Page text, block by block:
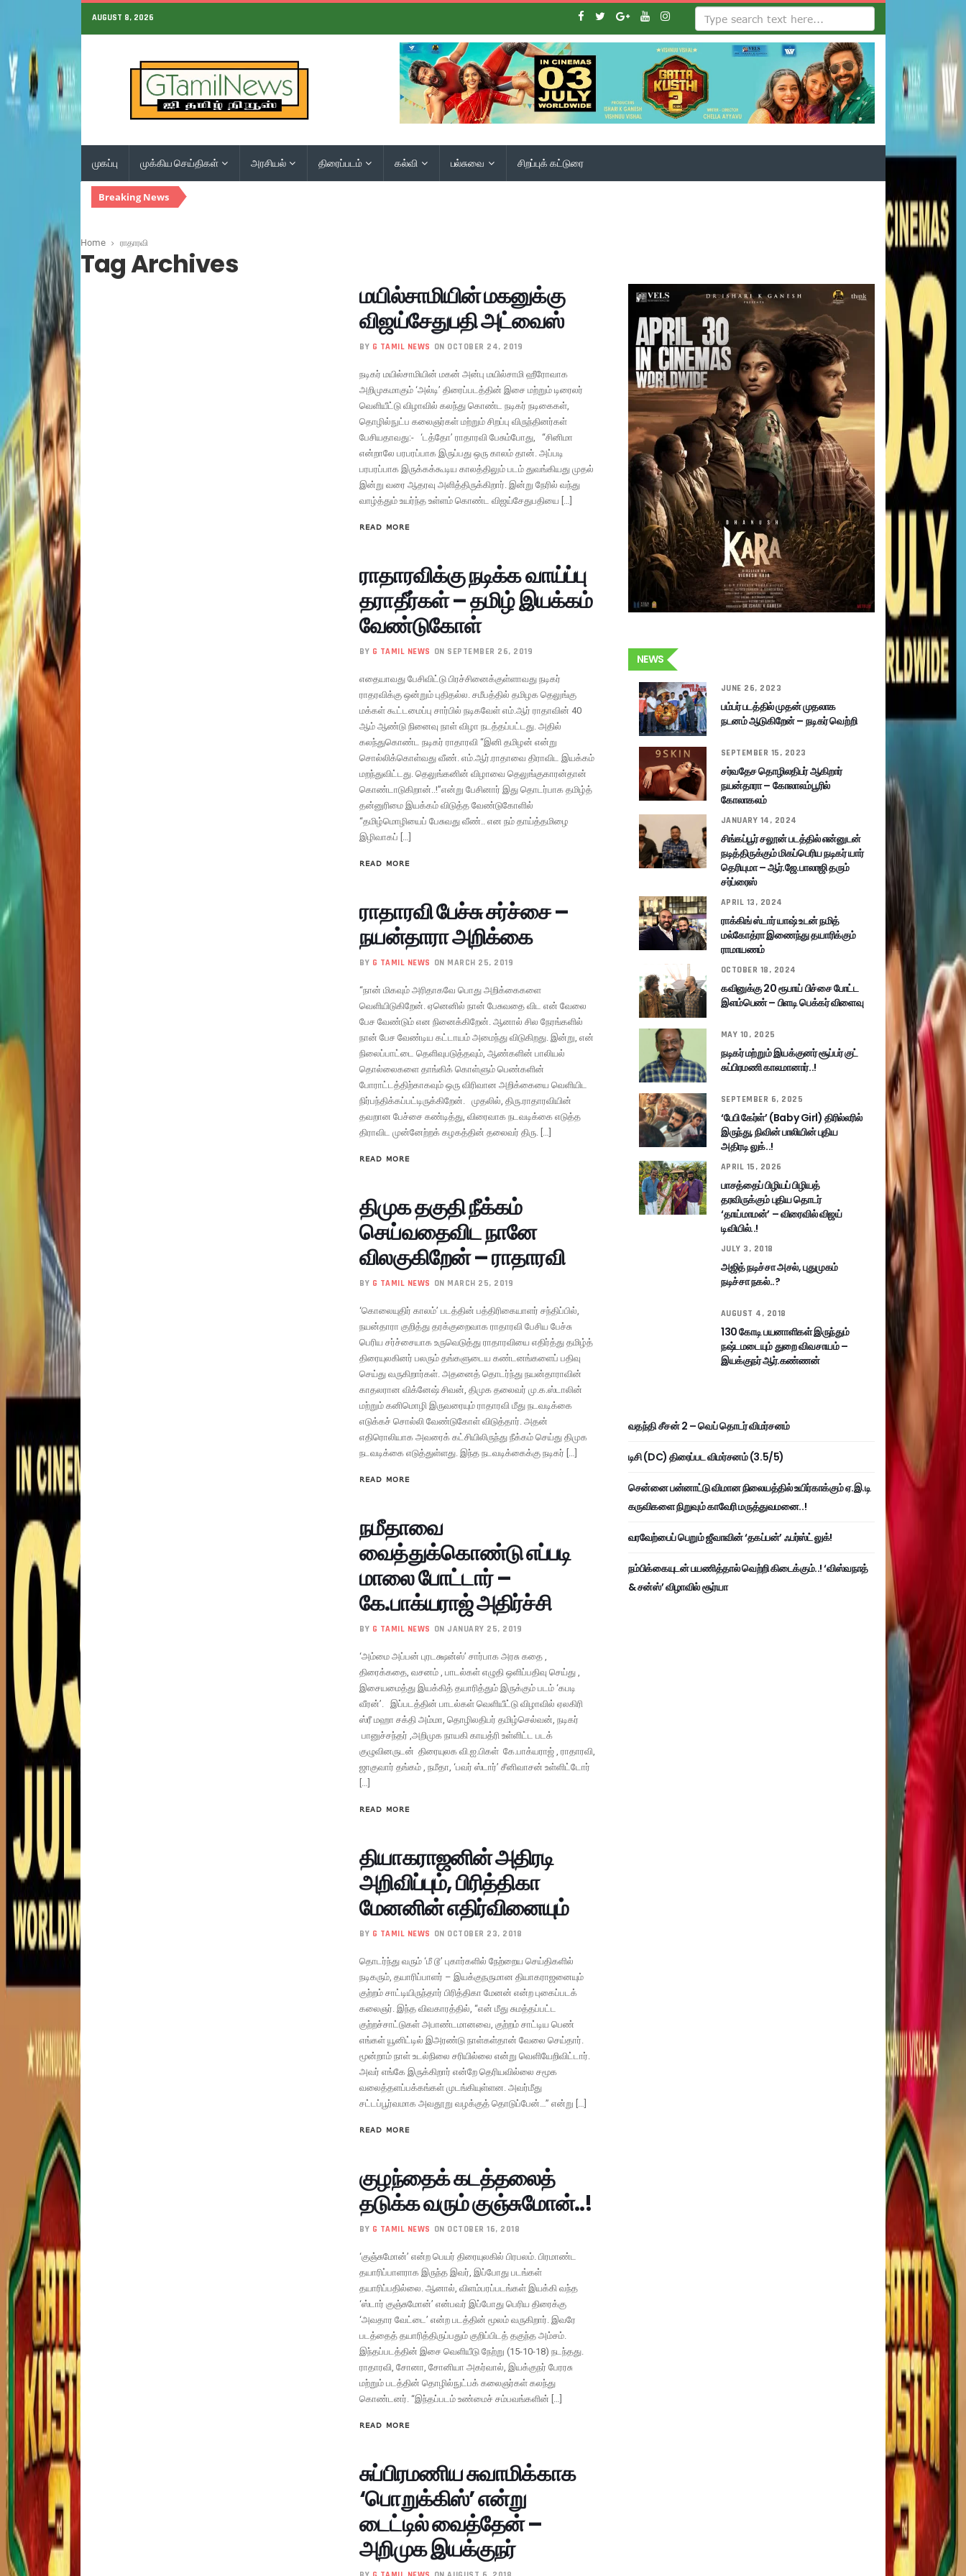
AUGUST 8, 2026
முகப்பு முக்கிய செய்திகள் அரசியல் திரைப்படம் கல்வி பல்சுவை சிறப்புக் கட்டுரை
Breaking News
Home ராதாரவி
Tag Archives
மயில்சாமியின் மகனுக்கு
விஜய்சேதுபதி அட்வைஸ்
BY G TAMIL NEWS ON OCTOBER 24, 2019
நடிகர் மயில்சாமியின் மகன் அன்பு மயில்சாமி ஹீரோவாக
அறிமுகமாகும் ‘அல்டி’ திரைப்படத்தின் இசை மற்றும் டிரைலர்
வெளியீட்டு விழாவில் கலந்து கொண்ட நடிகர் நடிகைகள்,
தொழில்நுட்ப கலைஞர்கள் மற்றும் சிறப்பு விருந்தினர்கள்
பேசியதாவது:- ‘டத்தோ’ ராதாரவி பேசும்போது, “சினிமா
என்றாலே பரபரப்பாக இருப்பது ஒரு காலம் தான். அப்படி
பரபரப்பாக இருக்கக்கூடிய காலத்திலும் படம் துவங்கியது முதல்
இன்று வரை ஆதரவு அளித்திருக்கிறார். இன்று நேரில் வந்து
வாழ்த்தும் உயர்ந்த உள்ளம் கொண்ட விஜய்சேதுபதியை […]
READ MORE
ராதாரவிக்கு நடிக்க வாய்ப்பு
தராதீர்கள் – தமிழ் இயக்கம்
வேண்டுகோள்
BY G TAMIL NEWS ON SEPTEMBER 26, 2019
எதையாவது பேசிவிட்டு பிரச்சினைக்குள்ளாவது நடிகர்
ராதரவிக்கு ஒன்றும் புதிதல்ல. சமீபத்தில் தமிழக தெலுங்கு
மக்கள் கூட்டமைப்பு சார்பில் நடிகவேள் எம்.ஆர் ராதாவின் 40
ஆம் ஆண்டு நினைவு நாள் விழா நடத்தப்பட்டது. அதில்
கலந்துகொண்ட நடிகர் ராதாரவி “இனி தமிழன் என்று
சொல்லிக்கொள்வது வீண். எம்.ஆர்.ராதாவை திராவிட இயக்கம்
மறந்துவிட்டது. தெலுங்கனின் விழாவை தெலுங்குகாரன்தான்
கொண்டாடுகிறான்..!”என்று பேசினார் இது தொடர்பாக தமிழ்த்
தன்னுரிமை இயக்கம் விடுத்த வேண்டுகோளில்
“தமிழ்மொழியைப் பேசுவது வீண்.. என நம் தாய்த்தமிழை
இழிவாகப் […]
READ MORE
ராதாரவி பேச்சு சர்ச்சை –
நயன்தாரா அறிக்கை
BY G TAMIL NEWS ON MARCH 25, 2019
“நான் மிகவும் அரிதாகவே பொது அறிக்கைகளை
வெளியிடுகிறேன். ஏனெனில் நான் பேசுவதை விட என் வேலை
பேச வேண்டும் என நினைக்கிறேன். ஆனால் சில நேரங்களில்
நான் பேச வேண்டிய கட்டாயம் அமைந்து விடுகிறது. இன்று, என்
நிலைப்பாட்டை தெளிவுபடுத்தவும், ஆண்களின் பாலியல்
தொல்லைகளை தாங்கிக் கொள்ளும் பெண்களின்
போராட்டத்திற்காகவும் ஒரு விரிவான அறிக்கையை வெளியிட
நிர்பந்திக்கப்பட்டிருக்கிறேன். முதலில், திரு.ராதாரவியின்
தவறான பேச்சை கண்டித்து, விரைவாக நடவடிக்கை எடுத்த
திராவிட முன்னேற்றக் கழகத்தின் தலைவர் திரு. […]
READ MORE
திமுக தகுதி நீக்கம்
செய்வதைவிட நானே
விலகுகிறேன் – ராதாரவி
BY G TAMIL NEWS ON MARCH 25, 2019
‘கொலையுதிர் காலம்’ படத்தின் பத்திரிகையாளர் சந்திப்பில்,
நயன்தாரா குறித்து தரக்குறைவாக ராதாரவி பேசிய பேச்சு
பெரிய சர்ச்சையாக உருவெடுத்து ராதாரவியை எதிர்த்து தமிழ்த்
திரையுலகினர் பலரும் தங்களுடைய கண்டனங்களைப் பதிவு
செய்து வருகிறார்கள். அதனைத் தொடர்ந்து நயன்தாராவின்
காதலரான விக்னேஷ் சிவன், திமுக தலைவர் மு.க.ஸ்டாலின்
மற்றும் கனிமொழி இருவரையும் ராதாரவி மீது நடவடிக்கை
எடுக்கச் சொல்லி வேண்டுகோள் விடுத்தார். அதன்
எதிரொலியாக அவரைக் கட்சியிலிருந்து நீக்கம் செய்து திமுக
நடவடிக்கை எடுத்துள்ளது. இந்த நடவடிக்கைக்கு நடிகர் […]
READ MORE
நமீதாவை
வைத்துக்கொண்டு எப்படி
மாலை போட்டார் –
கே.பாக்யராஜ் அதிர்ச்சி
BY G TAMIL NEWS ON JANUARY 25, 2019
‘அம்மை அப்பன் புரடக்ஷன்ஸ்’ சார்பாக அரசு கதை ,
திரைக்கதை, வசனம் , பாடல்கள் எழுதி ஒளிப்பதிவு செய்து ,
இசையமைத்து இயக்கித் தயாரித்தும் இருக்கும் படம் ‘கபடி
வீரன்’. இப்படத்தின் பாடல்கள் வெளியீட்டு விழாவில் ஏலகிரி
ஸ்ரீ மஹா சக்தி அம்மா, தொழிலதிபர் தமிழ்செல்வன், நடிகர்
பானுச்சந்தர் ,அறிமுக நாயகி காயத்ரி உள்ளிட்ட படக்
குழுவினருடன் திரையுலக வி.ஐ.பிகள் கே.பாக்யராஜ் , ராதாரவி,
ஜாகுவார் தங்கம் , நமீதா, ‘பவர் ஸ்டார்’ சீனிவாசன் உள்ளிட்டோர்
[…]
READ MORE
தியாகராஜனின் அதிரடி
அறிவிப்பும், பிரித்திகா
மேனனின் எதிர்வினையும்
BY G TAMIL NEWS ON OCTOBER 23, 2018
தொடர்ந்து வரும் ‘மீ டூ’ புகார்களில் நேற்றைய செய்திகளில்
நடிகரும், தயாரிப்பாளர் – இயக்குநருமான தியாகராஜனையும்
குற்றம் சாட்டியிருந்தார் பிரித்திகா மேனன் என்ற புகைப்படக்
கலைஞர். இந்த விவகாரத்தில், “என் மீது சுமத்தப்பட்ட
குற்றச்சாட்டுகள் அபாண்டமானவை, குற்றம் சாட்டிய பெண்
எங்கள் யூனிட்டில் இஅரண்டு நாள்கள்தான் வேலை செய்தார்.
மூன்றாம் நாள் உடல்நிலை சரியில்லை என்று வெளியேறிவிட்டார்.
அவர் எங்கே இருக்கிறார் என்றே தெரியவில்லை சமூக
வலைத்தளப்பக்கங்கள் முடங்கியுள்ளன. அவர்மீது
சட்டப்பூர்வமாக அவதூறு வழக்குத் தொடுப்பேன்…” என்று […]
READ MORE
குழந்தைக் கடத்தலைத்
தடுக்க வரும் குஞ்சுமோன்..!
BY G TAMIL NEWS ON OCTOBER 16, 2018
‘குஞ்சுமோன்’ என்ற பெயர் திரையுலகில் பிரபலம். பிரமாண்ட
தயாரிப்பாளராக இருந்த இவர், இப்போது படங்கள்
தயாரிப்பதில்லை. ஆனால், விளம்பரப்படங்கள் இயக்கி வந்த
‘ஸ்டார் குஞ்சுமோன்’ என்பவர் இப்போது பெரிய திரைக்கு
‘அவதார வேட்டை’ என்ற படத்தின் மூலம் வருகிறார். இவரே
படத்தைத் தயாரித்திருப்பதும் குறிப்பிடத் தகுந்த அம்சம்.
இந்தப்படத்தின் இசை வெளியீடு நேற்று (15-10-18) நடந்தது.
ராதாரவி, சோனா, சோனியா அகர்வால், இயக்குநர் பேரரசு
மற்றும் படத்தின் தொழில்நுட்பக் கலைஞர்கள் கலந்து
கொண்டனர். “இந்தப்படம் உண்மைச் சம்பவங்களின் […]
READ MORE
சுப்பிரமணிய சுவாமிக்காக
‘பொறுக்கிஸ்’ என்று
டைட்டில் வைத்தேன் –
அறிமுக இயக்குநர்
NEWS
JUNE 26, 2023
பம்பர் படத்தில் முதன் முதலாக
நடனம் ஆடுகிறேன் – நடிகர் வெற்றி
SEPTEMBER 15, 2023
சர்வதேச தொழிலதிபர் ஆகிறார்
நயன்தாரா – கோலாலம்பூரில்
கோலாகலம்
JANUARY 14, 2024
சிங்கப்பூர் சலூன் படத்தில் என்னுடன்
நடித்திருக்கும் மிகப்பெரிய நடிகர் யார்
தெரியுமா – ஆர்.ஜே.பாலாஜி தரும்
சர்ப்ரைஸ்
APRIL 13, 2024
ராக்கிங் ஸ்டார் யாஷ் உடன் நமித்
மல்கோத்ரா இணைந்து தயாரிக்கும்
ராமாயணம்
OCTOBER 18, 2024
கவினுக்கு 20 ரூபாய் பிச்சை போட்ட
இளம்பெண் – பிளடி பெக்கர் விளைவு
MAY 10, 2025
நடிகர் மற்றும் இயக்குனர் சூப்பர் குட்
சுப்பிரமணி காலமானார்..!
SEPTEMBER 6, 2025
‘பேபி கேர்ள்’ (Baby Girl) திரில்லரில்
இருந்து, நிவின் பாலியின் புதிய
அதிரடி லுக்..!
APRIL 15, 2026
பாசத்தைப் பிழியப் பிழியத்
தரவிருக்கும் புதிய தொடர்
‘தாய்மாமன்’ – விரைவில் விஜய்
டிவியில்..!
JULY 3, 2018
அஜித் நடிச்சா அசல், புதுமுகம்
நடிச்சா நகல்..?
AUGUST 4, 2018
130 கோடி பயனாளிகள் இருந்தும்
நஷ்டமடையும் துறை விவசாயம் –
இயக்குநர் ஆர்.கண்ணன்
வதந்தி சீசன் 2 – வெப் தொடர் விமர்சனம்
டிசி (DC) திரைப்பட விமர்சனம் (3.5/5)
சென்னை பன்னாட்டு விமான நிலையத்தில் உயிர்காக்கும் ஏ.இ.டி
கருவிகளை நிறுவும் காவேரி மருத்துவமனை..!
வரவேற்பைப் பெறும் ஜீவாவின் ‘தகப்பன்’ ஃபர்ஸ்ட் லுக்!
நம்பிக்கையுடன் பயணித்தால் வெற்றி கிடைக்கும்..! ‘விஸ்வநாத்
& சன்ஸ்’ விழாவில் சூர்யா